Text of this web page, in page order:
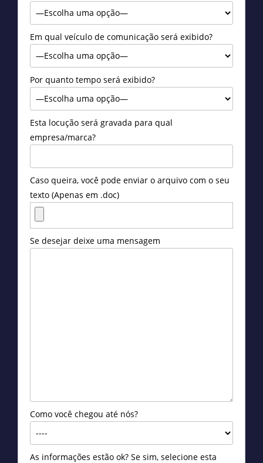
Em qual veículo de comunicação será exibido?
Por quanto tempo será exibido?
Esta locução será gravada para qual
empresa/marca?
Caso queira, você pode enviar o arquivo com o seu
texto (Apenas em .doc)
Se desejar deixe uma mensagem
Como você chegou até nós?
As informações estão ok? Se sim, selecione esta